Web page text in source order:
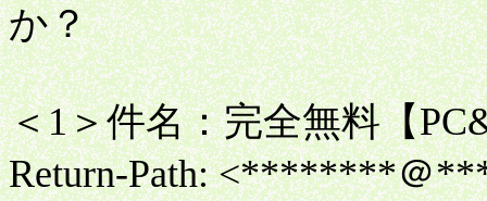
か？
＜1＞件名：完全無料【
Return-Path: <********＠